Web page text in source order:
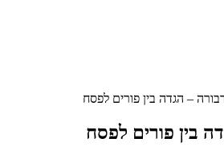
– הגדה בין פורים לפסח
בין פורים לפסח